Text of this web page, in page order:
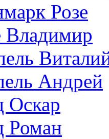
Розe
Андрей
Оскар
Роман